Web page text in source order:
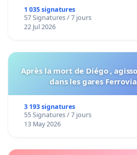
1 035 signatures
57 Signatures / 7 jours
22 Jul 2026
Après la mort de Diégo ,
dans les gares
3 193 signatures
55 Signatures / 7 jours
13 May 2026